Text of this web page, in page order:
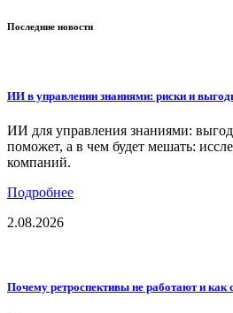
Последние новости
ИИ в управлении знаниями: риски и
ИИ для управления знаниями:
поможет, а в чем будет мешать:
компаний.
Подробнее
2.08.2026
Почему ретроспективы не работают и как